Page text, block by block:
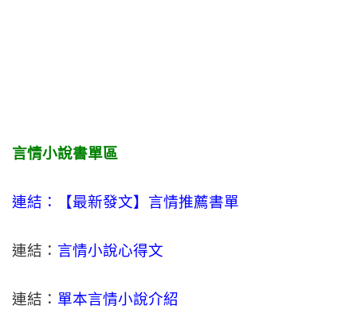
言情小說書單區
連結：【最新發文】 言情推薦書單
連結： 言情小說心得文
連結： 單本言情小說介紹